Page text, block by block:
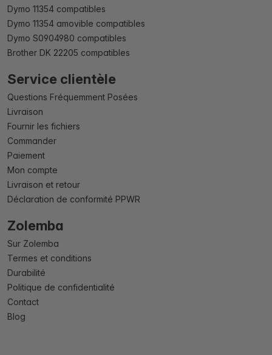
Dymo 11354 compatibles
Dymo 11354 amovible compatibles
Dymo S0904980 compatibles
Brother DK 22205 compatibles
Service clientèle
Questions Fréquemment Posées
Livraison
Fournir les fichiers
Commander
Paiement
Mon compte
Livraison et retour
Déclaration de conformité PPWR
Zolemba
Sur Zolemba
Termes et conditions
Durabilité
Politique de confidentialité
Contact
Blog